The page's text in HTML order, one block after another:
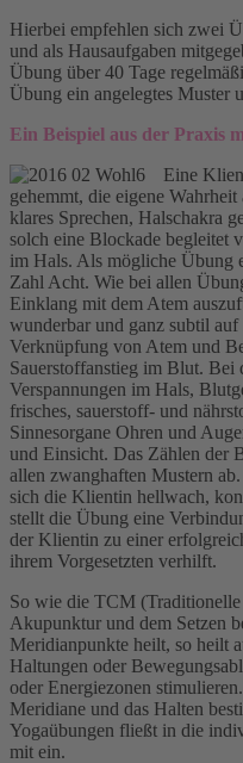
Hierbei empfehlen sich zwei
und als Hausaufgaben
Übung über 40 Tage
Übung ein angelegtes Muster
Ein Beispiel aus der Praxis
Eine
gehemmt, die eigene
klares Sprechen, Halschakra
solch eine Blockade begleitet
im Hals. Als mögliche Übung
Zahl Acht. Wie bei allen
Einklang mit dem Atem
wunderbar und ganz subtil
Verknüpfung von Atem und
Sauerstoffanstieg im Blut. Bei
Verspannungen im Hals,
frisches, sauerstoff- und
Sinnesorgane Ohren und
und Einsicht. Das Zählen der
allen zwanghaften Mustern
sich die Klientin hellwach,
stellt die Übung eine
der Klientin zu einer
ihrem Vorgesetzten verhilft.
So wie die TCM
Akupunktur und dem Setzen
Meridianpunkte heilt, so heilt
Haltungen oder
oder Energiezonen
Meridiane und das Halten
Yogaübungen fließt in die
mit ein.